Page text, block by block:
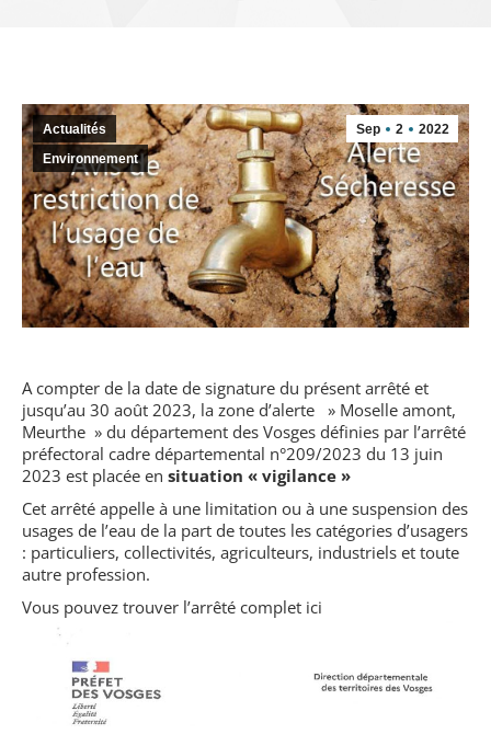
Sep 2 2022
Actualités
Environnement
A compter de la date de signature du présent arrêté et
jusqu’au 30 août 2023, la zone d’alerte » Moselle amont,
Meurthe » du département des Vosges définies par l’arrêté
préfectoral cadre départemental n°209/2023 du 13 juin
2023 est placée en situation « vigilance »
Cet arrêté appelle à une limitation ou à une suspension des
usages de l’eau de la part de toutes les catégories d’usagers
: particuliers, collectivités, agriculteurs, industriels et toute
autre profession.
Vous pouvez trouver l’arrêté complet ici